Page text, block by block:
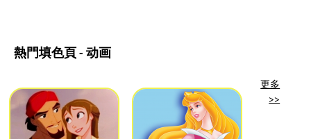
熱門填色頁 - 动画
更多
>>